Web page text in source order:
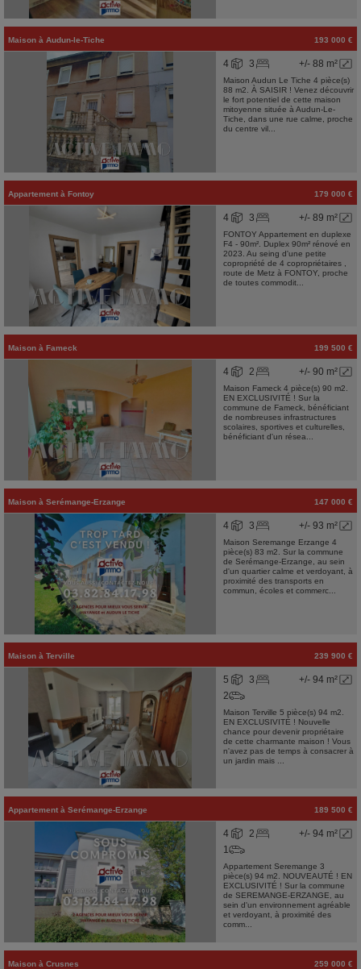
Maison à Audun-le-Tiche 193 000 €
+/- 88 m²
4 3
Maison Audun Le Tiche 4 pièce(s)
88 m2. À SAISIR ! Venez découvrir
le fort potentiel de cette maison
mitoyenne située à Audun-Le-
Tiche, dans une rue calme, proche
du centre vil...
Appartement à Fontoy 179 000 €
+/- 89 m²
4 3
FONTOY Appartement en duplexe
F4 - 90m². Duplex 90m² rénové en
2023. Au seing d'une petite
copropriété de 4 copropriétaires ,
route de Metz à FONTOY, proche
de toutes commodit...
Maison à Fameck 199 500 €
+/- 90 m²
4 2
Maison Fameck 4 pièce(s) 90 m2.
EN EXCLUSIVITÉ ! Sur la
commune de Fameck, bénéficiant
de nombreuses infrastructures
scolaires, sportives et culturelles,
bénéficiant d'un résea...
Maison à Serémange-Erzange 147 000 €
+/- 93 m²
4 3
Maison Seremange Erzange 4
pièce(s) 83 m2. Sur la commune
de Serémange-Erzange, au sein
d'un quartier calme et verdoyant, à
proximité des transports en
commun, écoles et commerc...
Maison à Terville 239 900 €
+/- 94 m²
5
3
2
Maison Terville 5 pièce(s) 94 m2.
EN EXCLUSIVITÉ ! Nouvelle
chance pour devenir propriétaire
de cette charmante maison ! Vous
n'avez pas de temps à consacrer à
un jardin mais ...
Appartement à Serémange-Erzange 189 500 €
+/- 94 m²
4
2
1
Appartement Seremange 3
pièce(s) 94 m2. NOUVEAUTÉ ! EN
EXCLUSIVITÉ ! Sur la commune
de SEREMANGE-ERZANGE, au
sein d'un environnement agréable
et verdoyant, à proximité des
comm...
Maison à Crusnes 259 000 €